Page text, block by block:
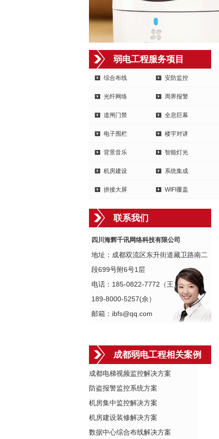
弱电工程服务项目
综合布线 安防监控
光纤网络 周界报警
道闸门禁 全息巨幕
电子围栏 楼宇对讲
背景音乐 智能灯光
机房建设 系统集成
拼接大屏 WIFI覆盖
联系我们
四川海辉千讯网络科技有限公司
地址：成都双流区东升街道藏卫路南二
段699号附6号1层
电话：185-0822-7772（王）
189-8000-5257(佘）
邮箱：ibfs@qq.com
成都弱电工程相关案例
成都电梯视频监控解决方案
防盗报警监控系统方案
机房集中监控解决方案
机房建设装修解决方案
数据中心综合布线解决方案